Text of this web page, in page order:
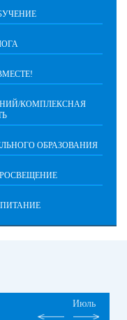
КОМПЛЕКСНАЯ
ОБРАЗОВАНИЯ
Июль